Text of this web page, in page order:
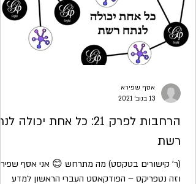
הרחבות לפרק 21: כל אחת יכולה
רשת
(ר' קישורים בטקסט) מה מתרחש 😊 אני אסף
וזה נטפריקס – הפודקאסט העברי הראשון למדע
אסף שפירא
13 בנוב׳ 2021